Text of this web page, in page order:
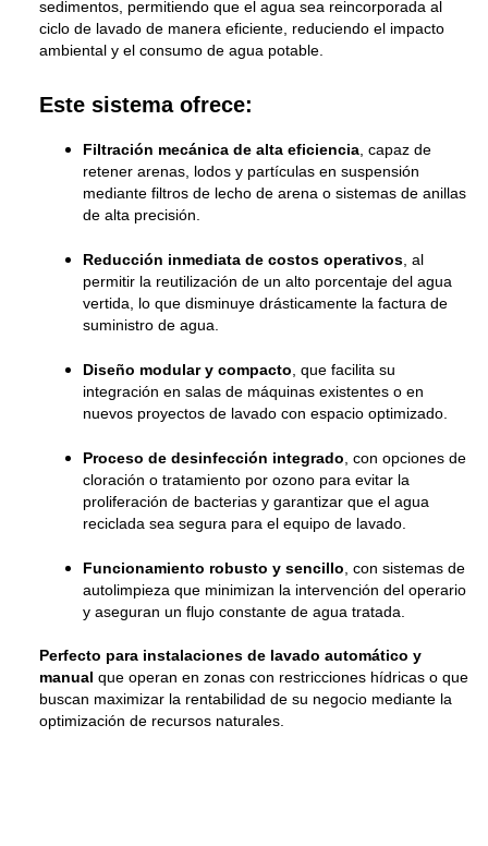
sedimentos, permitiendo que el agua sea reincorporada al
ciclo de lavado de manera eficiente, reduciendo el impacto
ambiental y el consumo de agua potable.
Este sistema ofrece:
Filtración mecánica de alta eficiencia , capaz de
retener arenas, lodos y partículas en suspensión
mediante filtros de lecho de arena o sistemas de anillas
de alta precisión.
Reducción inmediata de costos operativos , al
permitir la reutilización de un alto porcentaje del agua
vertida, lo que disminuye drásticamente la factura de
suministro de agua.
Diseño modular y compacto , que facilita su
integración en salas de máquinas existentes o en
nuevos proyectos de lavado con espacio optimizado.
Proceso de desinfección integrado , con opciones de
cloración o tratamiento por ozono para evitar la
proliferación de bacterias y garantizar que el agua
reciclada sea segura para el equipo de lavado.
Funcionamiento robusto y sencillo , con sistemas de
autolimpieza que minimizan la intervención del operario
y aseguran un flujo constante de agua tratada.
Perfecto para instalaciones de lavado automático y
manual que operan en zonas con restricciones hídricas o que
buscan maximizar la rentabilidad de su negocio mediante la
optimización de recursos naturales.